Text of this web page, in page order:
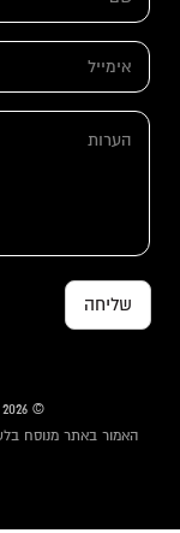
*
א
מ
ים
א
מ
י
ה
שליחה
© 2026 – כל הזכויות שמורות המכללה למקרא
האמור באתר מנוסח